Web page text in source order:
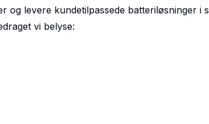
levere kundetilpassede batteriløsninger i
vi belyse: